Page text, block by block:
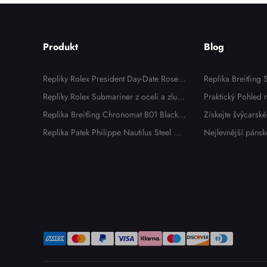
Produkt
Repliky Rolex President Day-Date Rose
Gold Chocolate Dial Panske hodinek 11
8135
Repliky Rolex Submariner z oceli a zlute
ho zlata s modrym cifernikem a lunetou
panskych hodinek 116613
Replika Breitling Chronomat B01 Black
Dial Steel Pánské hodinky AB0134
Replika Patek Philippe Nautilus Steel Dia
Blog
Replika Breitling
sní vzhled bez
Praktický Pohled
iguet Royal Oak
OR: Zkušenosti
Získejte
Philippe 2026
Nejlevnější